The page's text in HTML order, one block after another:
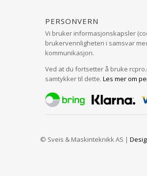
Personvern
Vi bruker informasjonskapsler
brukervennligheten i samsvar
kommunikasjon.
Ved at du fortsetter å bruke
samtykker til dette. Les mer om
© Sveis & Maskinteknikk AS |